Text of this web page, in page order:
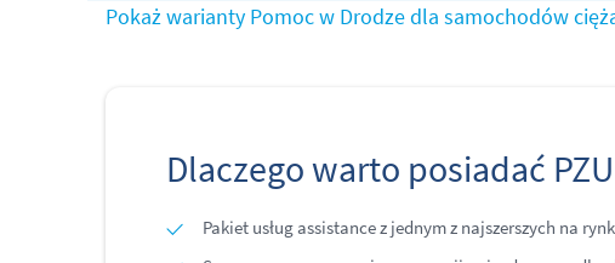
Pokaż warianty Pomoc w Drodze dla samochodów
Dlaczego warto posiadać
Pakiet usług assistance z jednym z najszerszych na